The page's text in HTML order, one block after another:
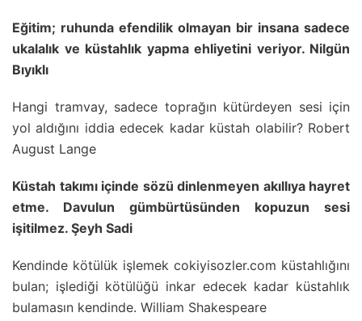
Eğitim; ruhunda efendilik olmayan bir insana sadece
ukalalık ve küstahlık yapma ehliyetini veriyor. Nilgün
Bıyıklı
Hangi tramvay, sadece toprağın kütürdeyen sesi için
yol aldığını iddia edecek kadar küstah olabilir? Robert
August Lange
Küstah takımı içinde sözü dinlenmeyen akıllıya hayret
etme. Davulun gümbürtüsünden kopuzun sesi
işitilmez. Şeyh Sadi
Kendinde kötülük işlemek cokiyisozler.com küstahlığını
bulan; işlediği kötülüğü inkar edecek kadar küstahlık
bulamasın kendinde. William Shakespeare